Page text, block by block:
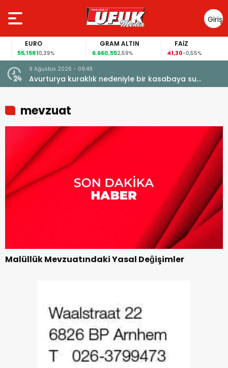
Giriş
Yap
EURO
55,15810,39%
GRAM ALTIN
6.660,552,59%
FAİZ
41,30-0,55%
9 Ağustos 2026 - 09:49
Avurturya kuraklık nedeniyle bir kasabaya su
vermeyi durdurdu
mevzuat
Malüllük Mevzuatındaki Yasal Deĝişimler